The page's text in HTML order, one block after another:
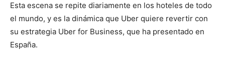
Esta escena se repite diariamente en los hoteles de todo
el mundo, y es la dinámica que Uber quiere revertir con
su estrategia Uber for Business, que ha presentado en
España.